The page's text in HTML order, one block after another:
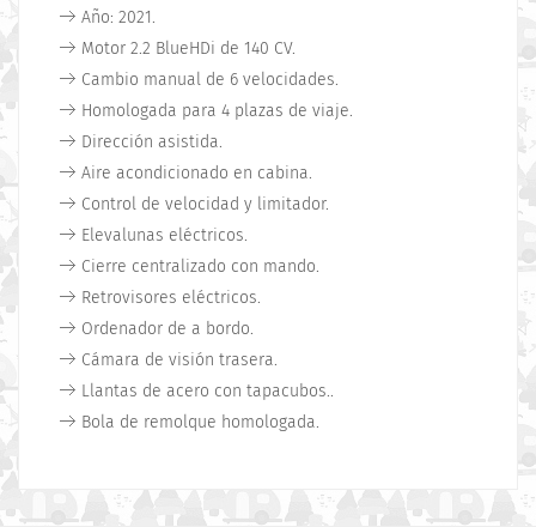
Año: 2021.
Motor 2.2 BlueHDi de 140 CV.
Cambio manual de 6 velocidades.
Homologada para 4 plazas de viaje.
Dirección asistida.
Aire acondicionado en cabina.
Control de velocidad y limitador.
Elevalunas eléctricos.
Cierre centralizado con mando.
Retrovisores eléctricos.
Ordenador de a bordo.
Cámara de visión trasera.
Llantas de acero con tapacubos..
Bola de remolque homologada.